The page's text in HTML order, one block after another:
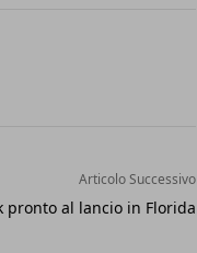
Articolo Successivo
pronto al lancio in Florida